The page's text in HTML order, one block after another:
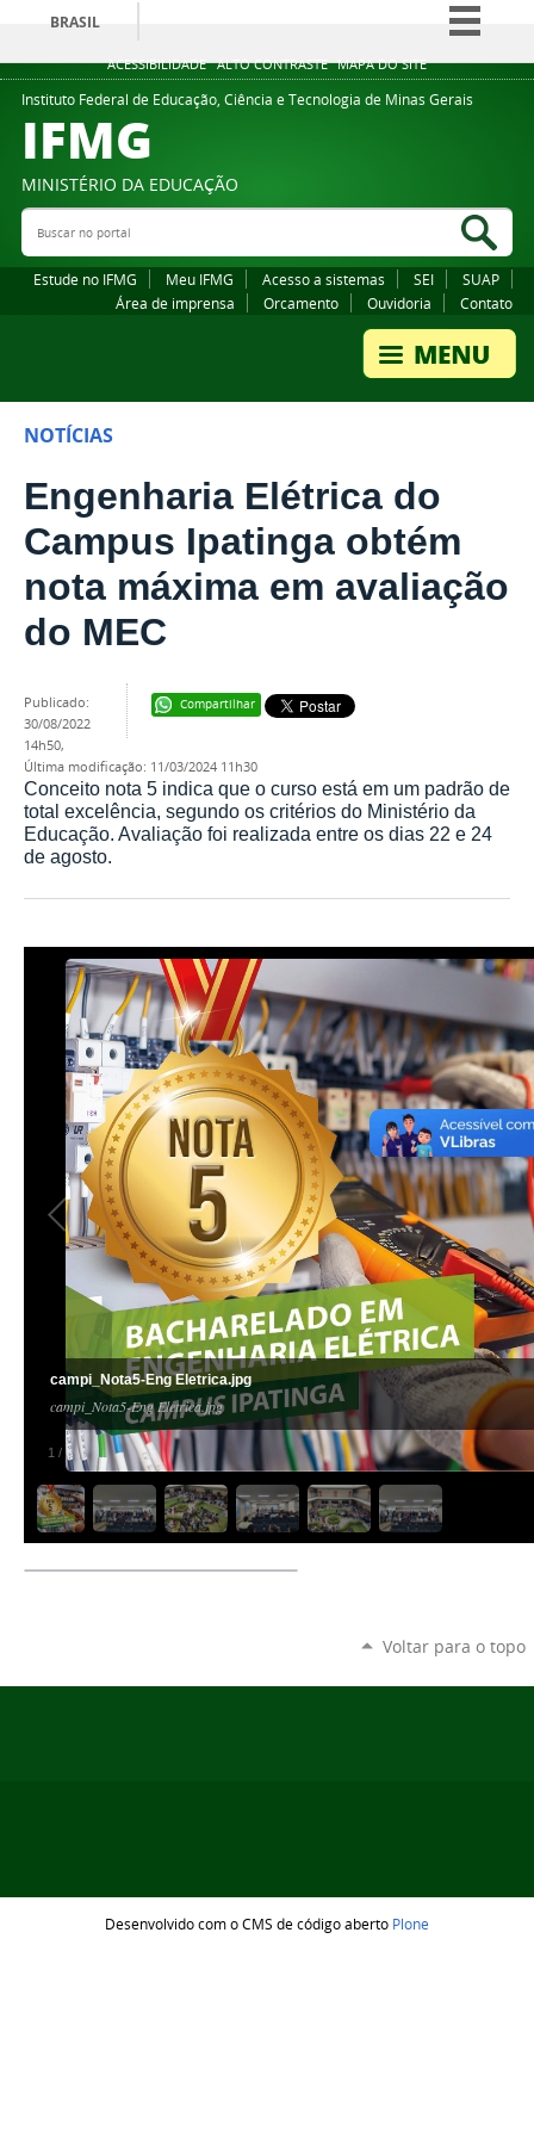
ACESSIBILIDADE ALTO CONTRASTE MAPA DO SITE
BRASIL
Simplifique!
Comunica BR
Legislação
Instituto Federal de Educação, Ciência e Tecnologia de Minas Gerais
IFMG
MINISTÉRIO DA EDUCAÇÃO
Buscar no portal
Estude no IFMG Meu IFMG Acesso a sistemas SEI
SUAP
Área de imprensa
Orcamento Ouvidoria Contato
NOTÍCIAS
Engenharia Elétrica do
Campus Ipatinga obtém
nota máxima em avaliação
do MEC
Compartilhar
publicado:
30/08/2022
14h50,
última modificação: 11/03/2024 11h30
Conceito nota 5 indica que o curso está em um padrão de
total excelência, segundo os critérios do Ministério da
Educação. Avaliação foi realizada entre os dias 22 e 24
de agosto.
1 / 6
campi_Nota5-Eng Eletrica.jpg
campi_Nota5-Eng Eletrica.jpg
Voltar para o topo
Desenvolvido com o CMS de código aberto Plone